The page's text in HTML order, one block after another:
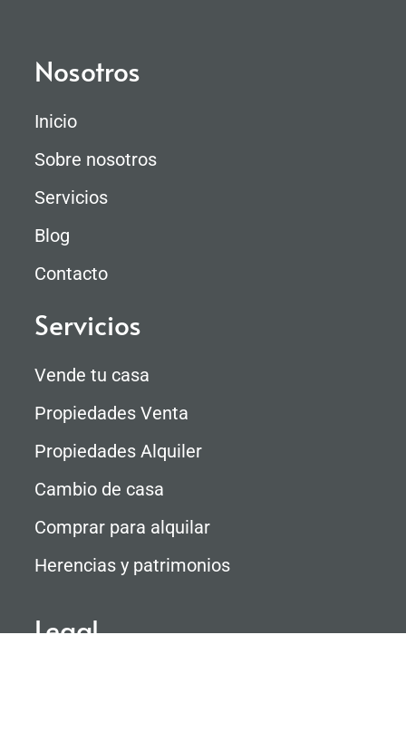
Nosotros
Inicio
Sobre nosotros
Servicios
Blog
Contacto
Servicios
Vende tu casa
Propiedades Venta
Propiedades Alquiler
Cambio de casa
Comprar para alquilar
Herencias y patrimonios
Legal